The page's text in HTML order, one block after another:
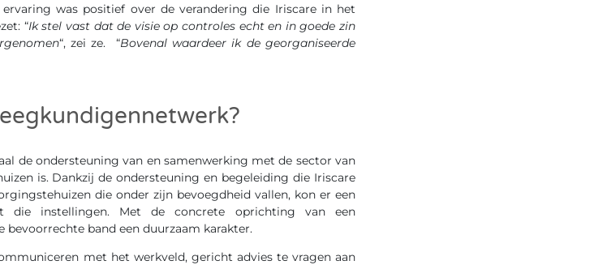
was positief over de verandering die Iriscare in het
“Ik stel vast dat de visie op controles echt en in goede zin
“, zei ze. “Bovenal waardeer ik de georganiseerde
de ondersteuning van en samenwerking met de sector van
is. Dankzij de ondersteuning en begeleiding die Iriscare
die onder zijn bevoegdheid vallen, kon er een
die instellingen. Met de concrete oprichting van een
band een duurzaam karakter.
met het werkveld, gericht advies te vragen aan